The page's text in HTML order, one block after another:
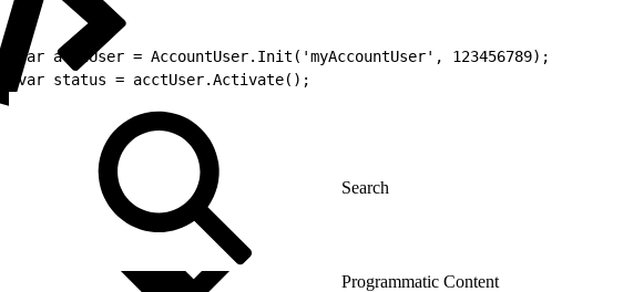
var acctUser = AccountUser.Init('myAccountUser', 123456789);
var status = acctUser.Activate();
Programmatic Content